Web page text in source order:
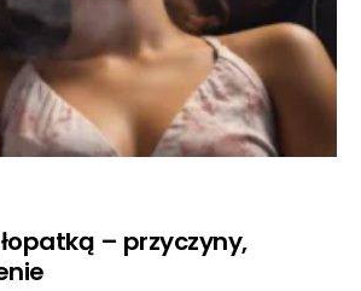
– przyczyny,